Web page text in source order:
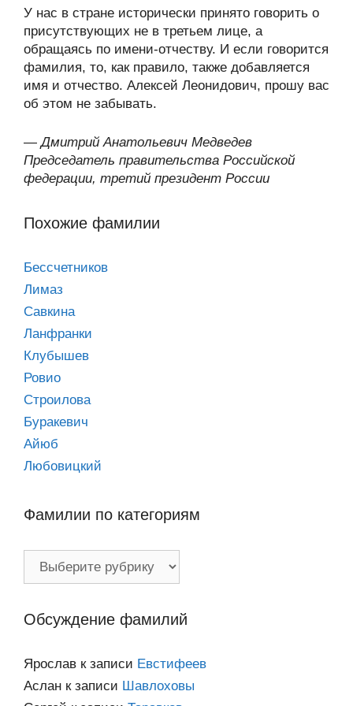
У нас в стране исторически принято говорить о
присутствующих не в третьем лице, а
обращаясь по имени-отчеству. И если говорится
фамилия, то, как правило, также добавляется
имя и отчество. Алексей Леонидович, прошу вас
об этом не забывать.
—Дмитрий Анатольевич Медведев
Председатель правительства Российской
федерации, третий президент России
Похожие фамилии
Бессчетников
Лимаз
Савкина
Ланфранки
Клубышев
Ровио
Строилова
Буракевич
Айюб
Любовицкий
Фамилии по категориям
Обсуждение фамилий
Ярослав к записи Евстифеев
Аслан к записи Шавлоховы